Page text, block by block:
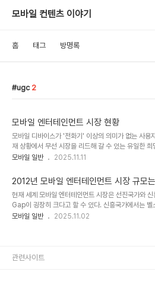
모바일 컨텐츠 이야기
홈 태그 방명록
ugc 2
모바일 엔터테인먼트 시장 현황
모바일 디바이스가 '전화기' 이상의 의미가 없는 사용
재 상황에서 무선 시장을 리드해 갈 수 있는 유일한
Killing'이라는 단어로 대변되는 '모바일 엔터테인먼트
플레이어나 애널리스트에 따라 상이해지고 있으며, 비
의미도 없어지고 있다. 하지만 타겟 마켓과 디바이스,
관점에서 몇가지 원론적인 접근이 필요할 때가 있는데,
는 Wong, C.C. 와 Hiew, P.L.의 논문이다. 그들은
모바일 엔터테인먼트를 아래와 같이 각각 3개의
모바일 일반 2025.11.11
2012년 모바일 엔터테인먼트 시장 규모
러
현재 세계 모바일 엔터테인먼트 시장은 선진국가와 신
Gap이 굉장히 크다고 할 수 있다. 신흥국가에서는 벨
다운로드 등이 시장의 대다수를 차지하는 반면, 국내를
Research에서 세계 모바일 엔터테인먼트 시장에 대
모바일 일반 2025.11.02
관련사이트